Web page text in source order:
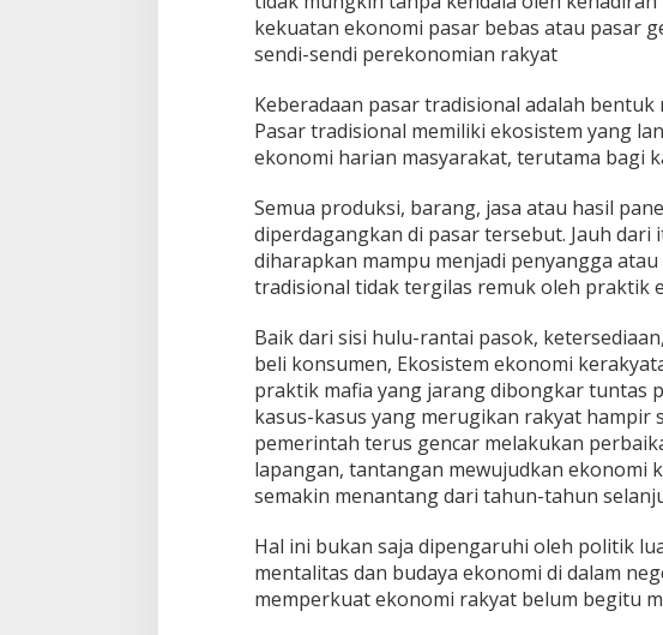
kekuatan ekonomi pasar bebas atau pasar
sendi-sendi perekonomian rakyat
Keberadaan pasar tradisional adalah
Pasar tradisional memiliki ekosistem yang
ekonomi harian masyarakat, terutama bagi
Semua produksi, barang, jasa atau hasil
diperdagangkan di pasar tersebut. Jauh
diharapkan mampu menjadi penyangga
tradisional tidak tergilas remuk oleh praktik
Baik dari sisi hulu-rantai pasok,
beli konsumen, Ekosistem ekonomi
praktik mafia yang jarang dibongkar tuntas
kasus-kasus yang merugikan rakyat
pemerintah terus gencar melakukan
lapangan, tantangan mewujudkan ekonomi
semakin menantang dari tahun-tahun
Hal ini bukan saja dipengaruhi oleh politik
mentalitas dan budaya ekonomi di dalam
memperkuat ekonomi rakyat belum begitu